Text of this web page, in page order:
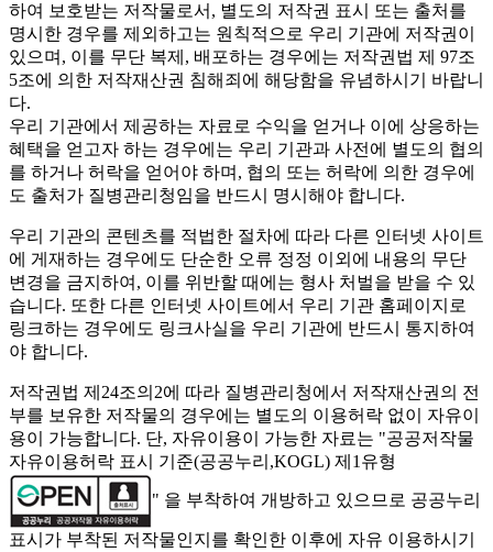
하여 보호받는 저작물로서, 별도의 저작권 표시 또는 출처를
명시한 경우를 제외하고는 원칙적으로 우리 기관에 저작권이
있으며, 이를 무단 복제, 배포하는 경우에는 저작권법 제 97조
5조에 의한 저작재산권 침해죄에 해당함을 유념하시기 바랍니
다.
우리 기관에서 제공하는 자료로 수익을 얻거나 이에 상응하는
혜택을 얻고자 하는 경우에는 우리 기관과 사전에 별도의 협의
를 하거나 허락을 얻어야 하며, 협의 또는 허락에 의한 경우에
도 출처가 질병관리청임을 반드시 명시해야 합니다.
우리 기관의 콘텐츠를 적법한 절차에 따라 다른 인터넷 사이트
에 게재하는 경우에도 단순한 오류 정정 이외에 내용의 무단
변경을 금지하여, 이를 위반할 때에는 형사 처벌을 받을 수 있
습니다. 또한 다른 인터넷 사이트에서 우리 기관 홈페이지로
링크하는 경우에도 링크사실을 우리 기관에 반드시 통지하여
야 합니다.
저작권법 제24조의2에 따라 질병관리청에서 저작재산권의 전
부를 보유한 저작물의 경우에는 별도의 이용허락 없이 자유이
용이 가능합니다. 단, 자유이용이 가능한 자료는 "공공저작물
자유이용허락 표시 기준(공공누리,KOGL) 제1유형
" 을 부착하여 개방하고 있으므로 공공누리
표시가 부착된 저작물인지를 확인한 이후에 자유 이용하시기